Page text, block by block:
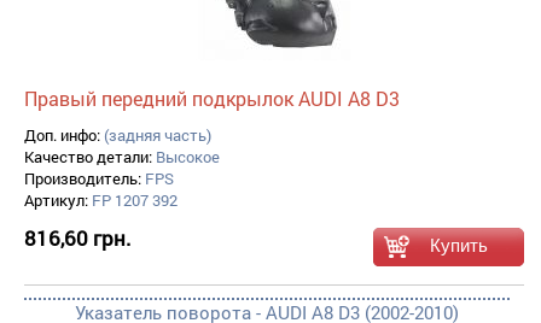
Правый передний подкрылок AUDI A8 D3
Доп. инфо: (задняя часть)
Качество детали: Высокое
Производитель: FPS
Артикул: FP 1207 392
816,60 грн.
Указатель поворота - AUDI A8 D3 (2002-2010)